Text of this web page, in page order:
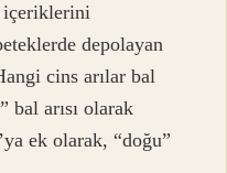
içeriklerini
depolayan
cins arılar bal
bal arısı olarak
ek olarak, “doğu”